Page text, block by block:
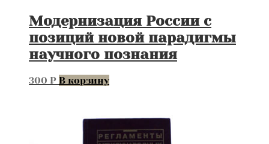
Модернизация России с
позиций новой парадигмы
научного познания
300 ₽ В корзину